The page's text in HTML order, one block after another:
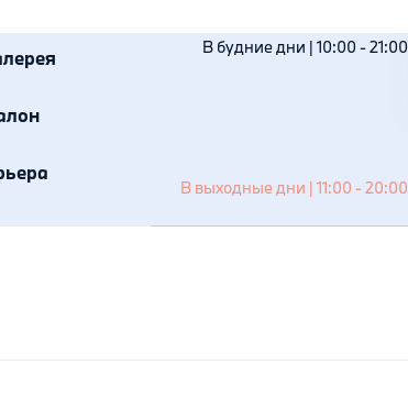
В будние дни | 10:00 - 21:00
В выходные дни | 11:00 - 20:00